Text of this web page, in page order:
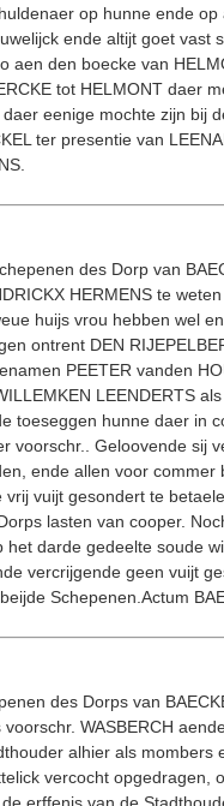
op hunne ende
ende altijt goet
den boecke van
tot HELMONT daer
eenige mochte zijn bij
ter presentie van
des Dorp van
HERMENS te
huijs vrou hebben wel
ontrent DEN
PEETER vanden
LEENDERTS
toeseggen hunne daer
voorschr.. Geloovende
ende allen voor
vuijt gesondert te
lasten van cooper.
het darde gedeelte
vercrijgende geen vuijt
Schepenen.Actum
des Dorps van
WASBERCH
alhier als
vercocht